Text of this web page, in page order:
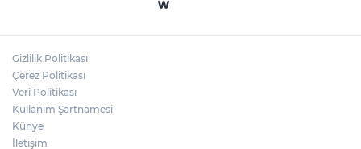
Gizlilik Politikası
Çerez Politikası
Veri Politikası
Kullanım Şartnamesi
Künye
İletişim